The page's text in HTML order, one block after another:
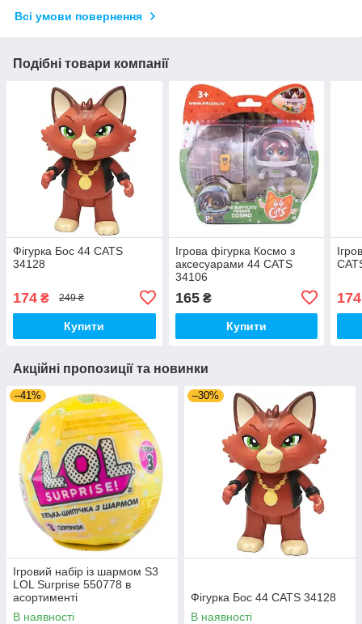
Всі умови повернення
Подібні товари компанії
Фігурка Бос 44 CATS
34128
174 ₴ 249 ₴
Купити
Ігрова фігурка Космо з
аксесуарами 44 CATS
34106
165₴
Купити
174
Акційні пропозиції та новинки
–41%
Ігровий набір із шармом S3
LOL Surprise 550778 в
асортименті
В наявності
–30%
Фігурка Бос 44 CATS 34128
В наявності